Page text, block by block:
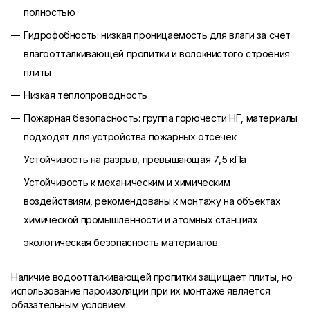
полностью
Гидрофобность: низкая проницаемость для влаги за счет
влагоотталкивающей пропитки и волокнистого строения
плиты
Низкая теплопроводность
Пожарная безопасность: группа горючести НГ, материалы
подходят для устройства пожарных отсечек
Устойчивость на разрыв, превышающая 7,5 кПа
Устойчивость к механическим и химическим
воздействиям, рекомендованы к монтажу на объектах
химической промышленности и атомных станциях
экологическая безопасность материалов
Наличие водоотталкивающей пропитки защищает плиты, но
использование пароизоляции при их монтаже является
обязательным условием.